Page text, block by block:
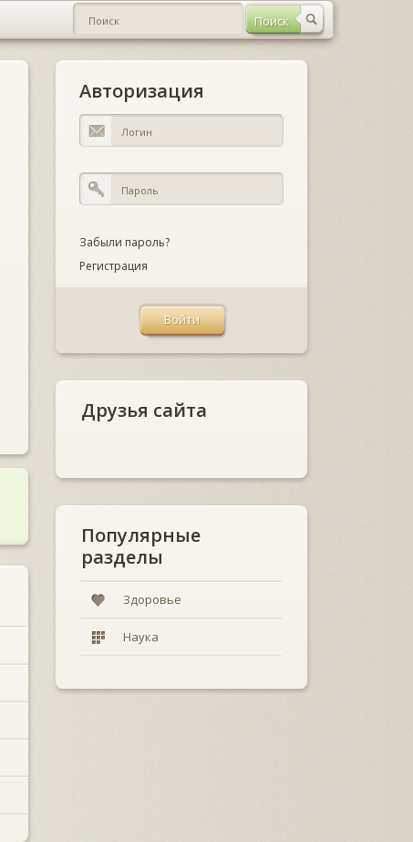
Авторизация
Забыли пароль?
Регистрация
Друзья сайта
Популярные
разделы
Здоровье
Наука